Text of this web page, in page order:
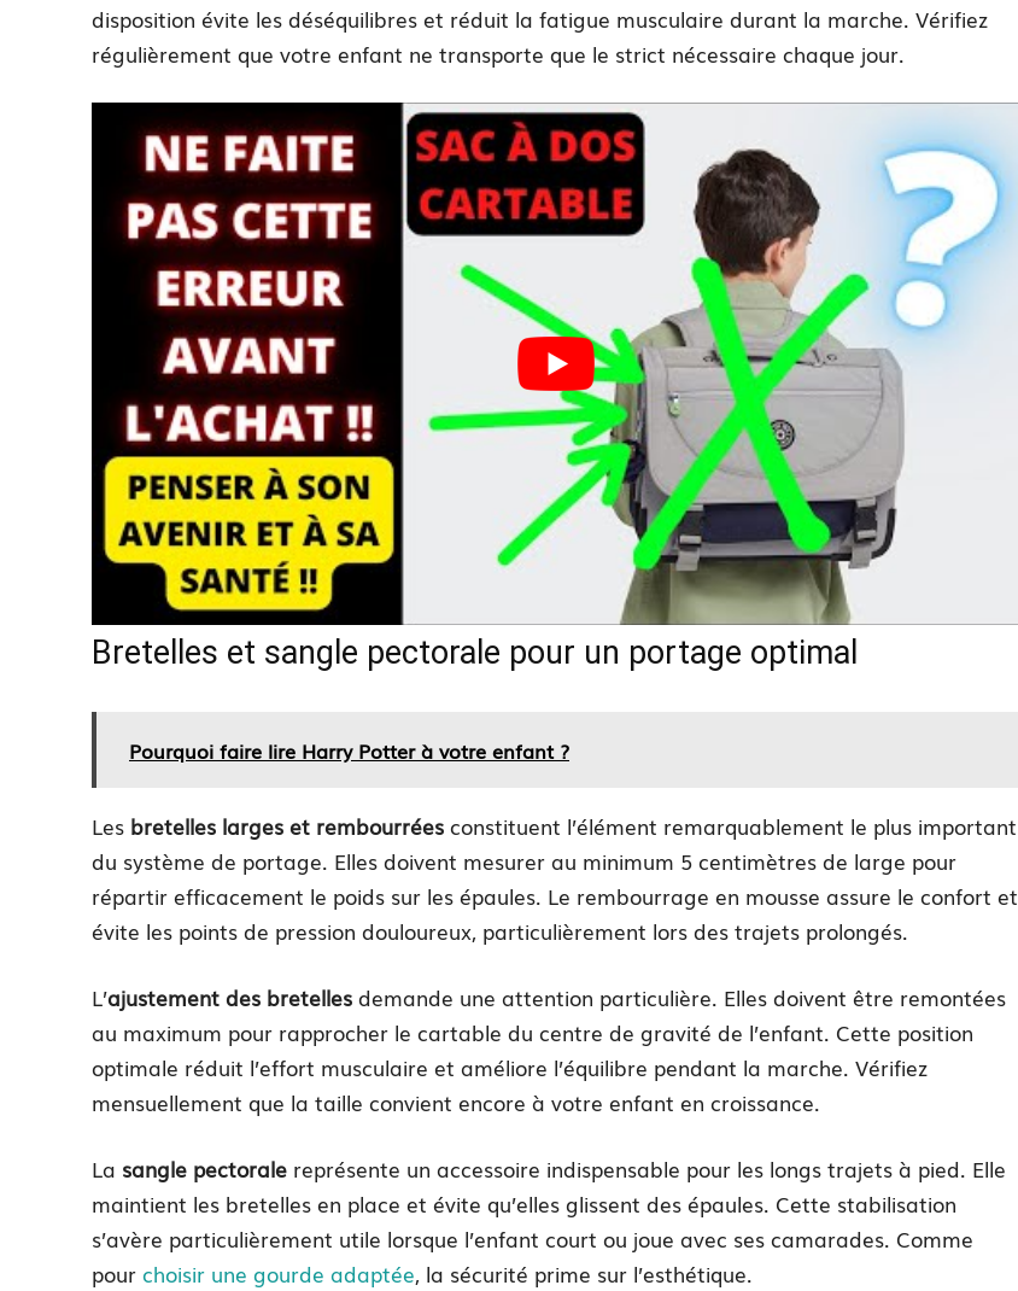
disposition évite les déséquilibres et réduit la fatigue musculaire durant la marche. Vérifiez
régulièrement que votre enfant ne transporte que le strict nécessaire chaque jour.
Bretelles et sangle pectorale pour un portage optimal
Pourquoi faire lire Harry Potter à votre enfant ?
Les bretelles larges et rembourrées constituent l’élément remarquablement le plus important
du système de portage. Elles doivent mesurer au minimum 5 centimètres de large pour
répartir efficacement le poids sur les épaules. Le rembourrage en mousse assure le confort et
évite les points de pression douloureux, particulièrement lors des trajets prolongés.
L’ajustement des bretelles demande une attention particulière. Elles doivent être remontées
au maximum pour rapprocher le cartable du centre de gravité de l’enfant. Cette position
optimale réduit l’effort musculaire et améliore l’équilibre pendant la marche. Vérifiez
mensuellement que la taille convient encore à votre enfant en croissance.
La sangle pectorale représente un accessoire indispensable pour les longs trajets à pied. Elle
maintient les bretelles en place et évite qu’elles glissent des épaules. Cette stabilisation
s’avère particulièrement utile lorsque l’enfant court ou joue avec ses camarades. Comme
pour choisir une gourde adaptée, la sécurité prime sur l’esthétique.